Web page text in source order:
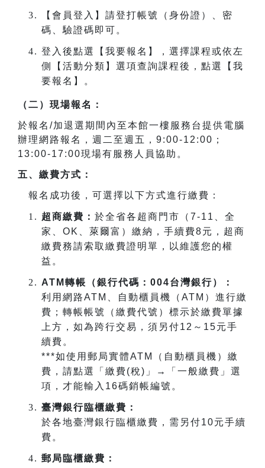
【會員登入】請登打帳號（身份證）、密
碼、驗證碼即可。
登入後點選【我要報名】，選擇課程或依左
側【活動分類】選項查詢課程後，點選【我
要報名】。
（二）現場報名：
於報名 /加退選期間內至本館一樓服務台提供電腦
辦理網路報名，週二至週五， 9:00-12:00 ；
13:00-17:00現場有服務人員協助。
五、繳費方式：
報名成功後，可選擇以下方式進行繳費：
超商繳費： 於全省各超商門市（ 7-11
、全
家、 OK 、萊爾富）繳納，手續費8元，超商
繳費務請索取繳費證明單，以維護您的權
益。
ATM 轉帳（銀行代碼： 004台灣銀行）：
利用網路ATM 、自動櫃員機（ ATM ）進行繳
費；轉帳帳號（繳費代號）標示於繳費單據
上方，如為跨行交易，須另付12 ～ 15元手
續費。
***如使用郵局實體ATM
（自動櫃員機）繳
費，請點選「繳費(稅) 」→「一般繳費」選
項，才能輸入 16碼銷帳編號。
臺灣銀行臨櫃繳費：
於各地臺灣銀行臨櫃繳費，需另付10元手續
費。
郵局臨櫃繳費：